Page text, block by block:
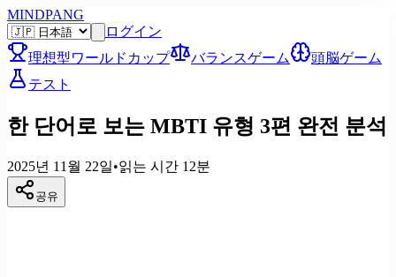
MINDPANG
ログイン
理想型ワールドカップ
バランスゲーム
頭脳ゲーム
テスト
한 단어로 보는 MBTI 유형 3편 완전 분석
2025년 11월 22일•읽는 시간 12분
공유